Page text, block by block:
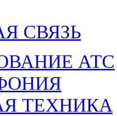
СВЯЗЬ
АТС
ТЕХНИКА